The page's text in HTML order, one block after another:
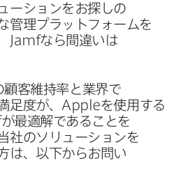
ーションを​お探しの​
管理プラットフォームを​
Jamfなら​間違いは​
顧客維持率と​業界で​
足度が、 Appleを​使用する​
が​最適解である​ことを​
社の​ソリューションを​
は、​以下から​お問い​